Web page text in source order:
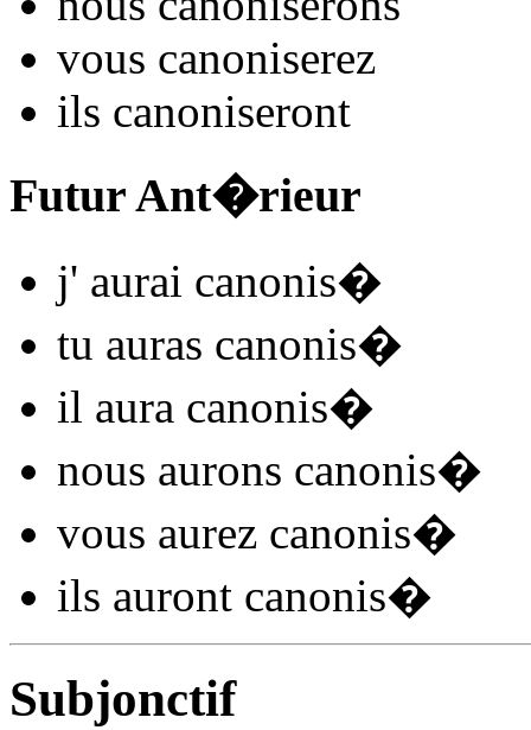
vous canoniserez
ils canoniseront
Futur Ant�rieur
j' aurai canonis�
tu auras canonis�
il aura canonis�
nous aurons canonis�
vous aurez canonis�
ils auront canonis�
Subjonctif